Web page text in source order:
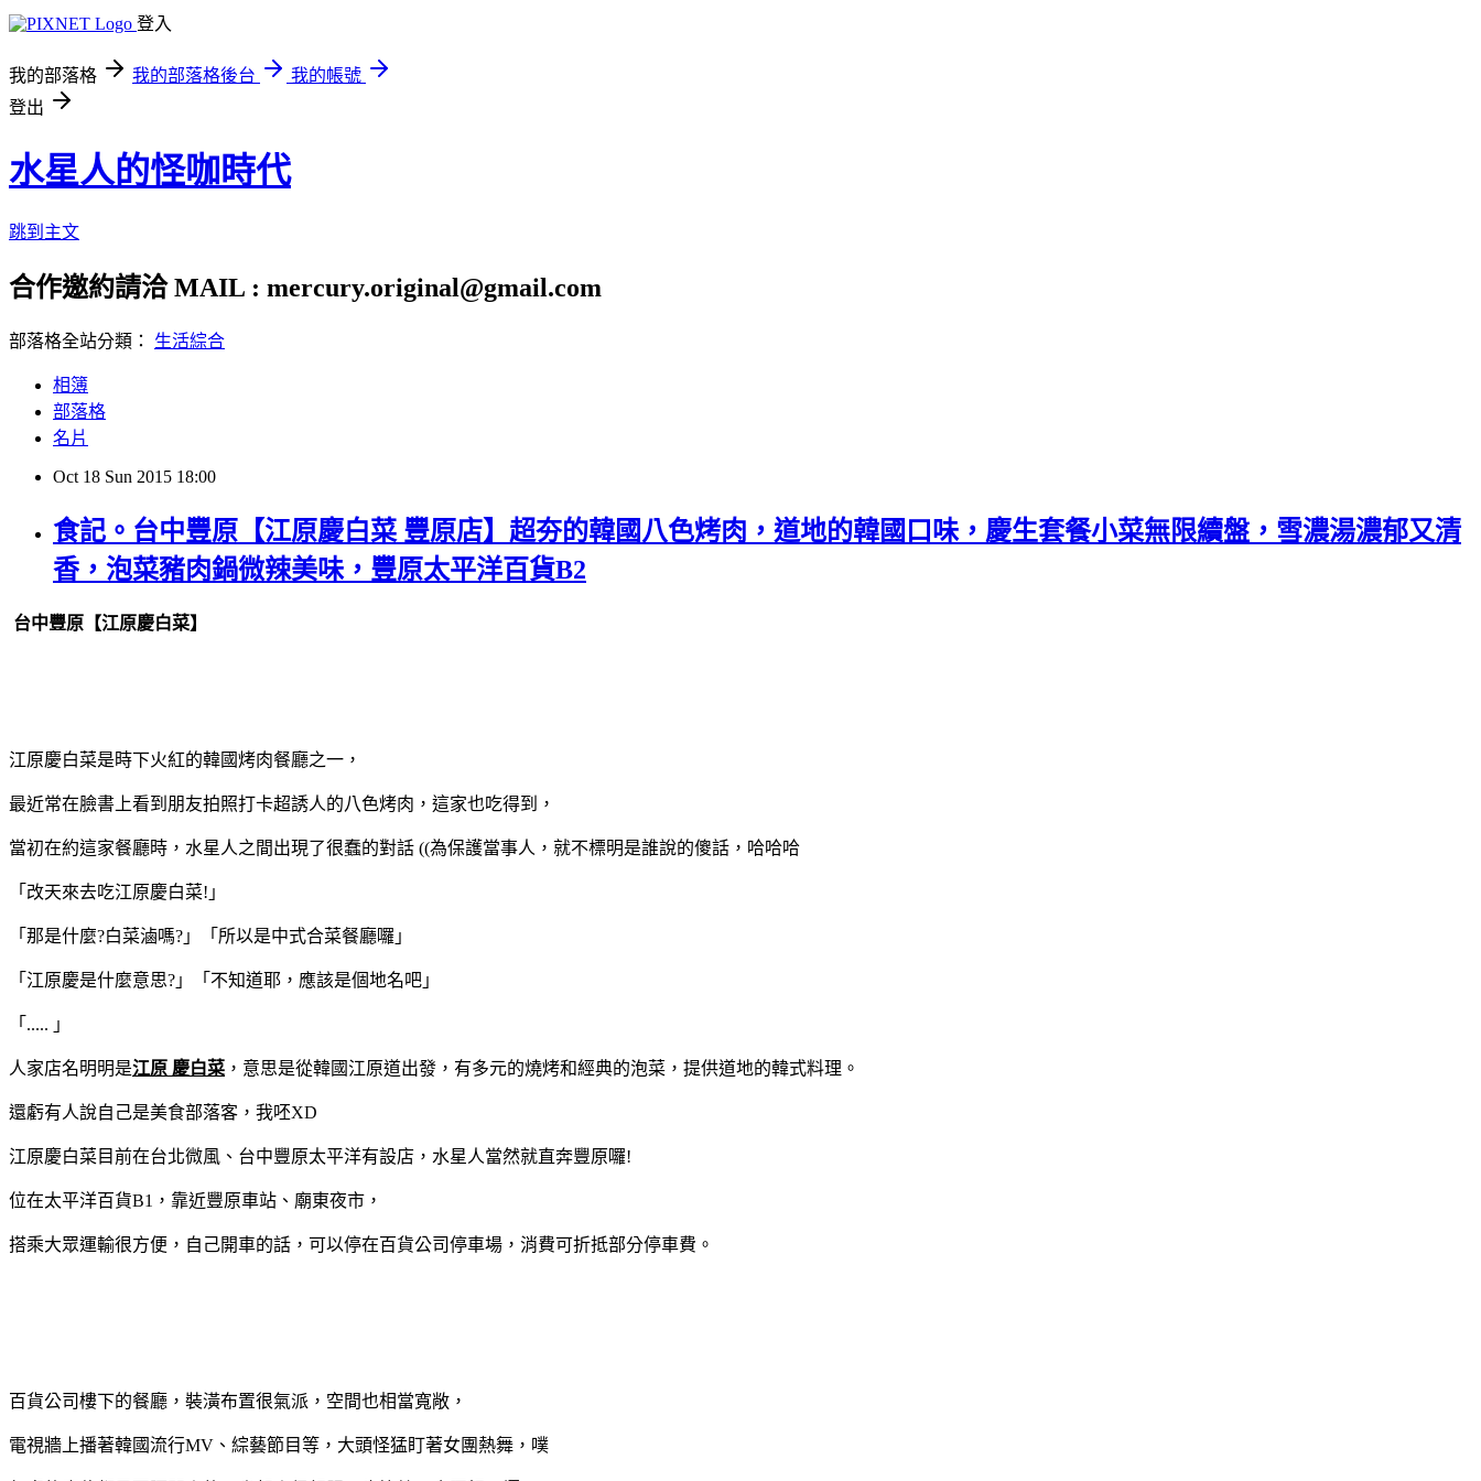
登入
我的部落格 我的部落格後台
我的帳號
登出
水星人的怪咖時代
跳到主文
合作邀約請洽 MAIL : mercury.original@gmail.com
部落格全站分類： 生活綜合
相簿
部落格
名片
Oct 18 Sun 2015 18:00
食記。台中豐原【江原慶白菜 豐原店】超夯的韓國八色烤肉，道地的韓國口味，慶生套餐小菜無限續盤，雪濃湯濃郁又清
香，泡菜豬肉鍋微辣美味，豐原太平洋百貨B2
台中豐原【江原慶白菜】
江原慶白菜是時下火紅的韓國烤肉餐廳之一，
最近常在臉書上看到朋友拍照打卡超誘人的八色烤肉，這家也吃得到，
當初在約這家餐廳時，水星人之間出現了很蠢的對話 ((為保護當事人，就不標明是誰說的傻話，哈哈哈
「改天來去吃江原慶白菜!」
「那是什麼?白菜滷嗎?」「所以是中式合菜餐廳囉」
「江原慶是什麼意思?」「不知道耶，應該是個地名吧」
「..... 」
人家店名明明是江原 慶白菜 ，意思是從韓國江原道出發，有多元的燒烤和經典的泡菜，提供道地的韓式料理。
還虧有人說自己是美食部落客，我呸XD
江原慶白菜目前在台北微風、台中豐原太平洋有設店，水星人當然就直奔豐原囉!
位在太平洋百貨B1，靠近豐原車站、廟東夜市，
搭乘大眾運輸很方便，自己開車的話，可以停在百貨公司停車場，消費可折抵部分停車費。
百貨公司樓下的餐廳，裝潢布置很氣派，空間也相當寬敞，
電視牆上播著韓國流行MV、綜藝節目等，大頭怪猛盯著女團熱舞，噗